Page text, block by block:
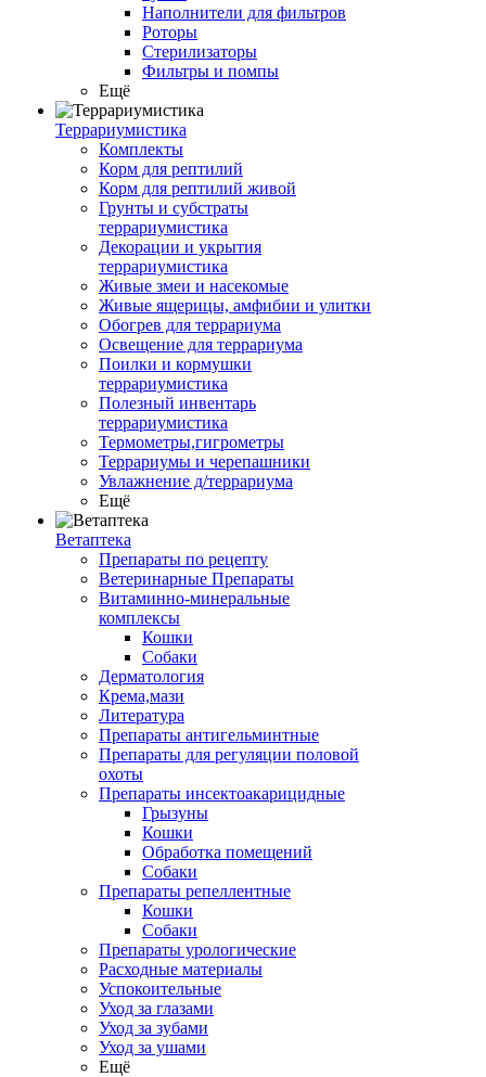
Наполнители для фильтров
Роторы
Стерилизаторы
Фильтры и помпы
Ещё
Террариумистика
Комплекты
Корм для рептилий
Корм для рептилий живой
Грунты и субстраты
террариумистика
Декорации и укрытия
террариумистика
Живые змеи и насекомые
Живые ящерицы, амфибии и улитки
Обогрев для террариума
Освещение для террариума
Поилки и кормушки
террариумистика
Полезный инвентарь
террариумистика
Термометры,гигрометры
Террариумы и черепашники
Увлажнение д/террариума
Ещё
Ветаптека
Препараты по рецепту
Ветеринарные Препараты
Витаминно-минеральные
комплексы
Кошки
Собаки
Дерматология
Крема,мази
Литература
Препараты антигельминтные
Препараты для регуляции половой
охоты
Препараты инсектоакарицидные
Грызуны
Кошки
Обработка помещений
Собаки
Препараты репеллентные
Кошки
Собаки
Препараты урологические
Расходные материалы
Успокоительные
Уход за глазами
Уход за зубами
Уход за ушами
Ещё